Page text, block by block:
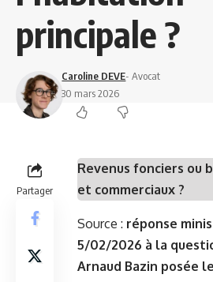
principale ?
Caroline DEVE- Avocat
30 mars 2026
Partager
Revenus fonciers ou
et commerciaux ?
Source : réponse
5/02/2026 à la
Arnaud Bazin posée